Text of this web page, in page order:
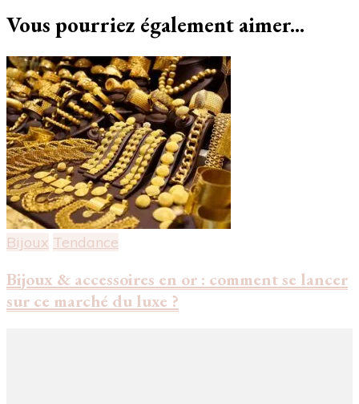
luxe"
Vous pourriez également aimer...
Bijoux Tendance
Bijoux & accessoires en or : comment se lancer
sur ce marché du luxe ?